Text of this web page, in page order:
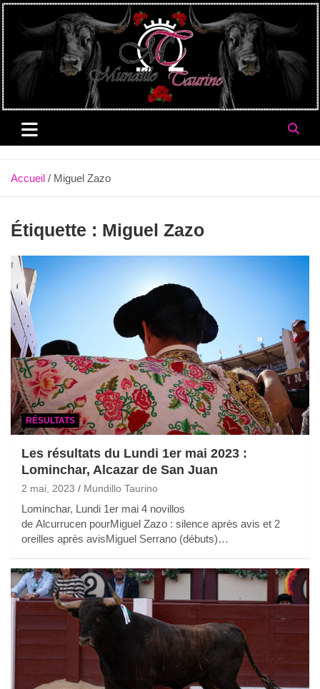
Aller
au
contenu
Accueil Miguel Zazo
Étiquette : Miguel Zazo
RÉSULTATS
Les résultats du Lundi 1er mai 2023 :
Lominchar, Alcazar de San Juan
2 mai, 2023 Mundillo Taurino
Lominchar, Lundi 1er mai 4 novillos
de Alcurrucen pourMiguel Zazo : silence après avis et 2
oreilles après avisMiguel Serrano (débuts)…